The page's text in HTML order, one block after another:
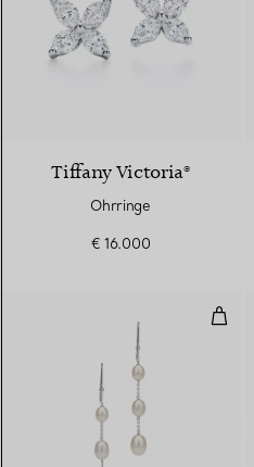
Tiffany Victoria®
Ohrringe
€ 16.000